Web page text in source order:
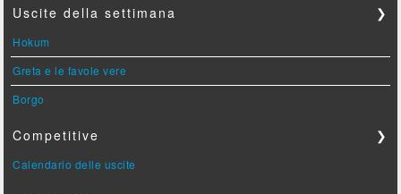
Uscite della settimana ❯
Hokum
Greta e le favole vere
Borgo
Competitive ❯
Calendario delle uscite